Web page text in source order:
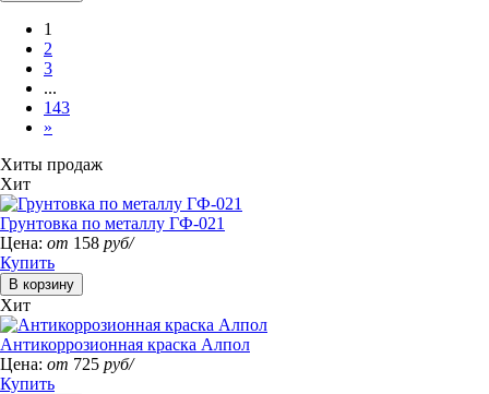
1
2
3
...
143
»
Хиты продаж
Хит
Грунтовка по металлу ГФ-021
Цена: от 158 руб/
Купить
Хит
Антикоррозионная краска Алпол
Цена: от 725 руб/
Купить